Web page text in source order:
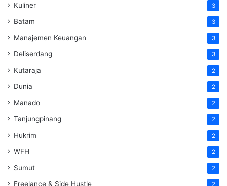
Kuliner 3
Batam 3
Manajemen Keuangan 3
Deliserdang 3
Kutaraja 2
Dunia 2
Manado 2
Tanjungpinang 2
Hukrim 2
WFH 2
Sumut 2
Freelance & Side Hustle 2